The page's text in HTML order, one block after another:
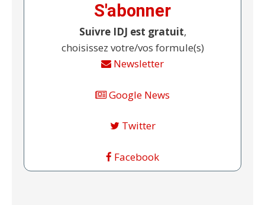
S'abonner
Suivre IDJ est gratuit,
choisissez votre/vos formule(s)
Newsletter
Google News
Twitter
Facebook